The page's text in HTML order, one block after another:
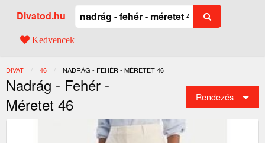
Divatod.hu
Kedvencek
DIVAT 46 JELENLEGI:
NADRÁG - FEHÉR - MÉRETET 46
Nadrág - Fehér -
Méretet 46
Rendezés